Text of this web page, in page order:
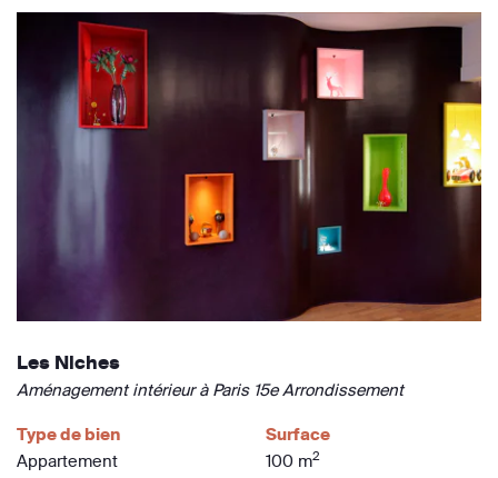
Les Niches
Aménagement intérieur à Paris 15e Arrondissement
Type de bien
Appartement
Surface
100 m2